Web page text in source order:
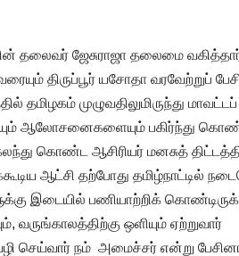
தலைவர் ஜேசுராஜா தலைமை
திருப்பூர் யசோதா வரவேற்றுப்
தமிழகம் முழுவதிலுமிருந்து
ஆலோசனைகளையும் பகிர்ந்து
கலந்து கொண்ட ஆசிரியர் மனசுத்
ஆட்சி தற்போது தமிழ்நாட்டில்
இடையில் பணியாற்றிக்
வருங்காலத்திற்கு ஒளியும் ஏற்றுவார்
செய்வார் நம் அமைச்சர் என்று